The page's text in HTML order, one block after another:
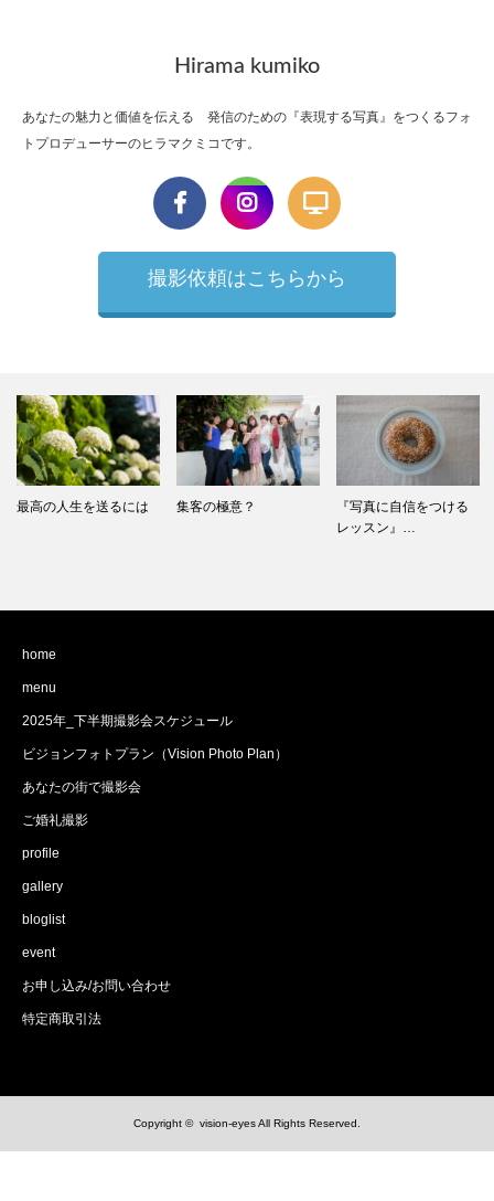
Hirama kumiko
あなたの魅力と価値を伝える 発信のための『表現する写真』をつくるフォ
トプロデューサーのヒラマクミコです。
撮影依頼はこちらから
集客の極意？
『写真に自信をつける
「ウエディングマジッ
クショー＆…
home
menu
2025年_下半期撮影会スケジュール
ビジョンフォトプラン（Vision Photo Plan）
あなたの街で撮影会
ご婚礼撮影
profile
gallery
bloglist
event
お申し込み/お問い合わせ
特定商取引法
Copyright © vision-eyesAll Rights Reserved.